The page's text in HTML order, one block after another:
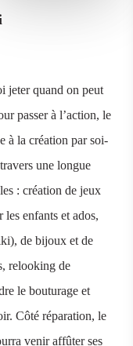
jeter quand on peut
passer à l’action, le
à la création par soi-
une longue
: création de jeux
enfants et ados,
de bijoux et de
relooking de
le bouturage et
Côté réparation, le
venir affûter ses